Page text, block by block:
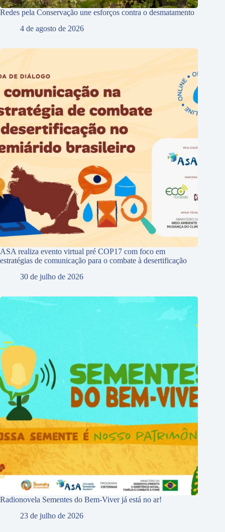
Redes pela Conservação une esforços contra o desmatamento
4 de agosto de 2026
ASA realiza evento virtual pré COP17 com foco em
estratégias de comunicação para o combate à desertificação
30 de julho de 2026
Radionovela Sementes do Bem-Viver já está no ar!
23 de julho de 2026